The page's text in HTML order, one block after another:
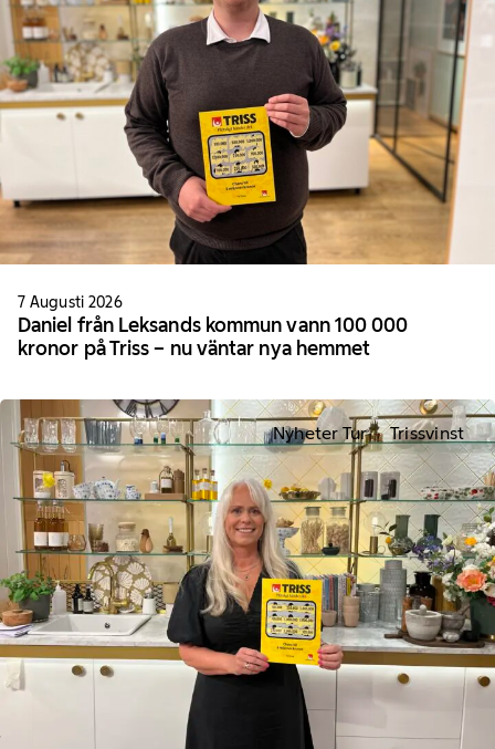
7 Augusti 2026
Daniel från Leksands kommun vann 100 000
kronor på Triss – nu väntar nya hemmet
Nyheter Tur Trissvinst